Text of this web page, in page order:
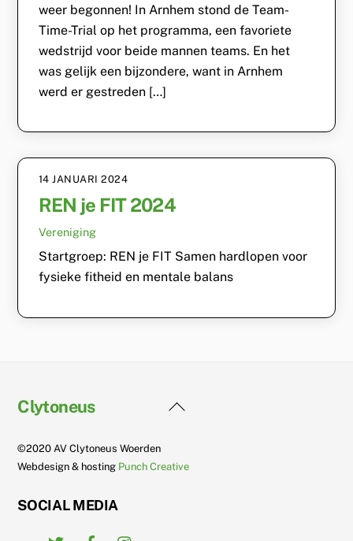
weer begonnen! In Arnhem stond de Team-
Time-Trial op het programma, een favoriete
wedstrijd voor beide mannen teams. En het
was gelijk een bijzondere, want in Arnhem
werd er gestreden […]
14 JANUARI 2024
REN je FIT 2024
Vereniging
Startgroep: REN je FIT Samen hardlopen voor
fysieke fitheid en mentale balans
Back
Clytoneus
©2020 AV Clytoneus Woerden
Webdesign & hosting Punch Creative
SOCIAL MEDIA
Twitter